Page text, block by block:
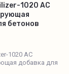
1020 AC
бетонов
1020 AC
добавка для